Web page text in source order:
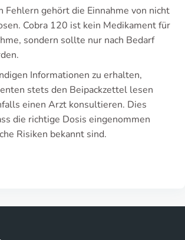
Fehlern gehört die Einnahme von nicht
Cobra 120 ist kein Medikament für
sondern sollte nur nach Bedarf
Informationen zu erhalten,
stets den Beipackzettel lesen
einen Arzt konsultieren. Dies
die richtige Dosis eingenommen
Risiken bekannt sind.